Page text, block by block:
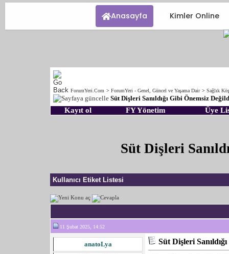
Anasayfa Kimler Online
ForumYeri.Com > ForumYeri - Genel, Güncel ve Yaşama Dair > Sağlık
Süt Dişleri Sanıldığı Gibi Önemsiz
Kayıt ol FY Yönetim Üye
Süt Dişleri
Kullanıcı Etiket Listesi
11 Şubat 2025, 14:52
anatoLya Süt Dişleri